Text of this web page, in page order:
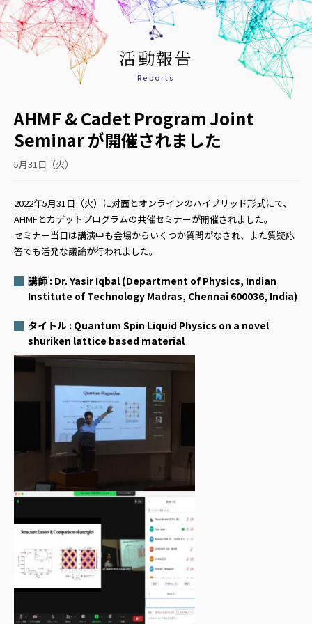
活動報告
Reports
AHMF & Cadet Program Joint
Seminar が開催されました
5月31日（火）
2022年5月31日（火）に対面とオンラインのハイブリッド形式にて、
AHMFとカデットプログラムの共催セミナーが開催されました。
セミナー当日は講演中も会場からいくつか質問がなされ、また質疑応
答でも活発な議論が行われました。
講師 : Dr. Yasir Iqbal (Department of Physics, Indian
Institute of Technology Madras, Chennai 600036, India)
タイトル : Quantum Spin Liquid Physics on a novel
shuriken lattice based material